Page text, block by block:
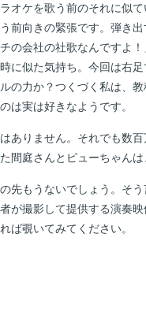
オケを歌う前のそれに似
前向きの緊張です。弾き
の会社の社歌なんですよ
に似た気持ち。今回は右
の力か？つくづく私は、
は実は好きなようです。
ありません。それでも数
間庭さんとピューちゃんは
先もうないでしょう。そ
が撮影して提供する演奏
ば覗いてみてください。